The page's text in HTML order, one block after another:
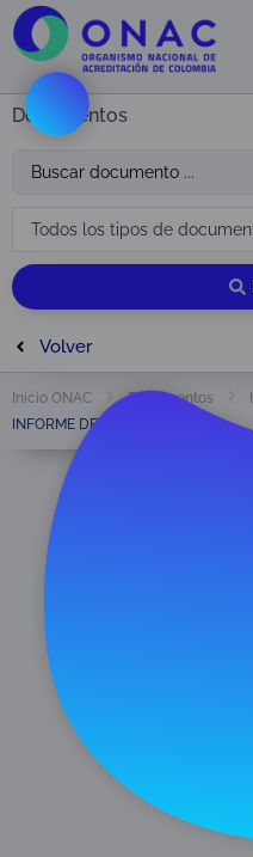
Documentos
Volver
Inicio ONAC Documentos
INFORME DE GESTIÓN 2013